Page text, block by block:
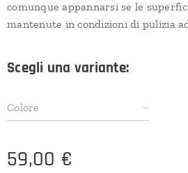
comunque appannarsi se le
mantenute in condizioni di pulizia
Scegli una variante:
Colore
59,00 €